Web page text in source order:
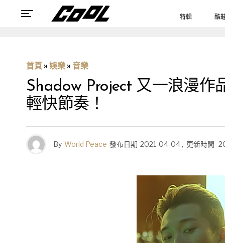
特輯 酷
首頁 » 娛樂 » 音樂
Shadow Project 又一浪漫
輕快節奏！
By World Peace 發布日期 2021-04-04, 更新時間